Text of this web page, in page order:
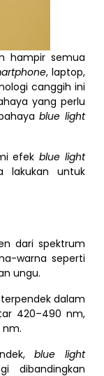
hampir semua
, laptop,
canggih ini
yang perlu
blue light
efek blue light
lakukan untuk
dari spektrum
warna seperti
ungu.
dalam
420–490 nm,
blue light
dibandingkan